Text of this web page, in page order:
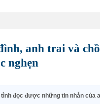
anh trai và
nghẹn
đọc được những tin nhắn của